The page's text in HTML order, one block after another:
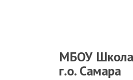
МБОУ
г.о. Самара